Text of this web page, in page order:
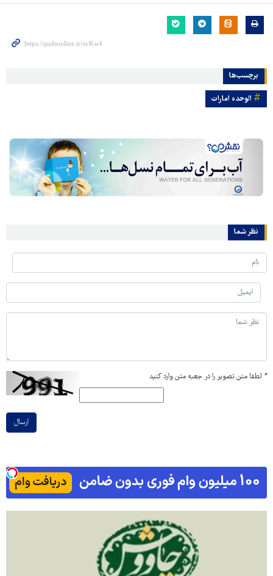
برچسب‌ها
الوحده امارات
نظر شما
* لطفا متن تصویر را در جعبه متن وارد کنید
ارسال